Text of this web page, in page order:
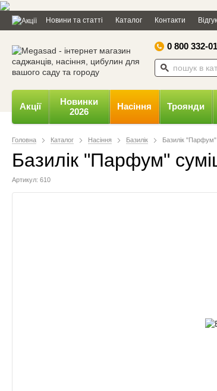
Дозвольте сайту
відправляти вам
робочий стіл.
Powered by SendPulse
Новини та статті Каталог Контакти
0 800 332-
Акції
Новинки
2026
Насіння Троянди
Головна Каталог Насіння Базилік Базилік
Базилік "Парфум"
Артикул: 610